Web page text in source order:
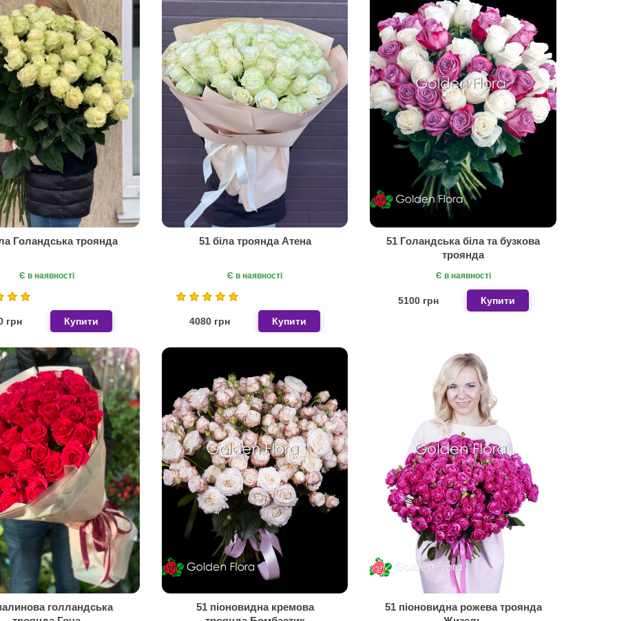
Голандська троянда
Є в наявності
грн Купити
51 біла троянда Атена
Є в наявності
4080 грн Купити
51 Голандська біла та бузкова
троянда
Є в наявності
5100 грн Купити
голландська
51 піоновидна кремова
51 піоновидна рожева троянда